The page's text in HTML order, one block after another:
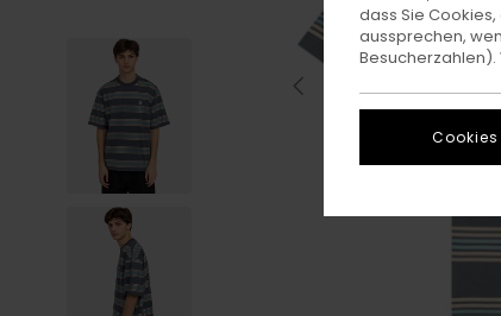
dass Sie
aussprechen,
Besucherzahlen).